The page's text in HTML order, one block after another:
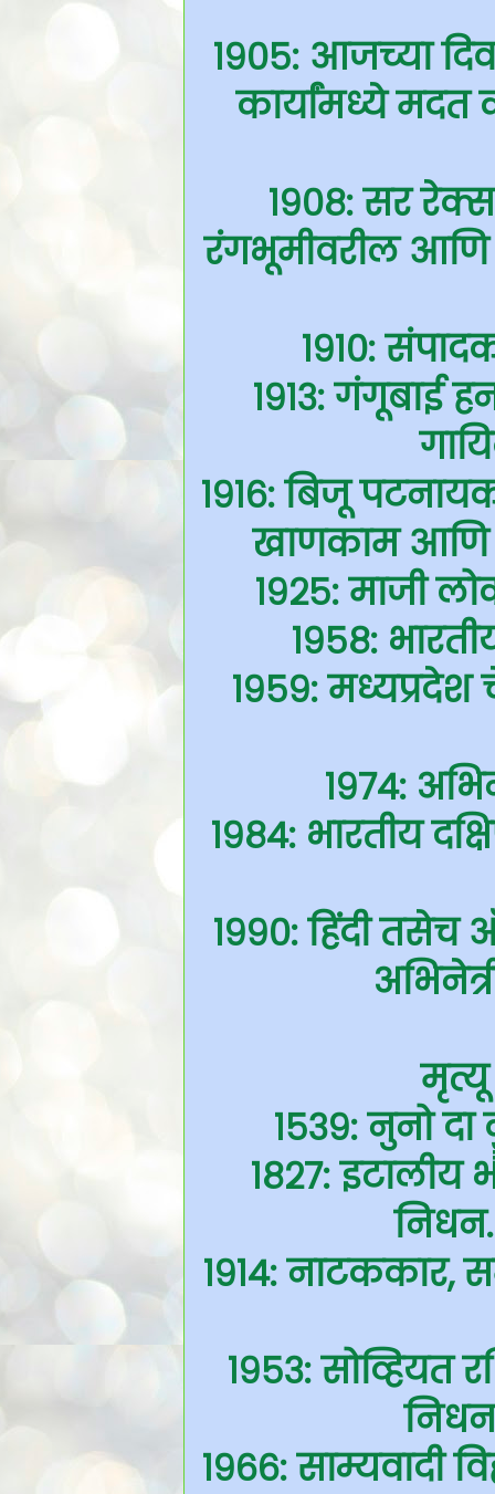
१९०५: आजच्या
कार्यांमध्ये मदत
१९०८: सर
रंगभूमीवरील आणि
१९१०:
१९१३: गंगूबाई
१९१६: बिजू
खाणकाम आणि
१९२५: माजी
१९५८:
१९५९: मध्यप्रदेश
१९७४:
१९८४: भारतीय
१९९०: हिंदी तसेच
मृत्यू
१५३९: नुनो दा
१८२७: इटालीय
१९१४: नाटककार,
१९५३: सोव्हियत
१९६६: साम्यवादी